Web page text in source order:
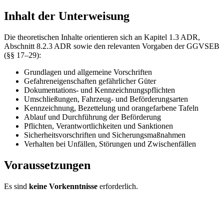
Inhalt der Unterweisung​
Die theoretischen Inhalte orientieren sich an Kapitel 1.3 ADR,
Abschnitt 8.2.3 ADR sowie den relevanten Vorgaben der GGVSEB
(§§ 17–29):
Grundlagen und allgemeine Vorschriften
Gefahreneigenschaften gefährlicher Güter
Dokumentations- und Kennzeichnungspflichten
Umschließungen, Fahrzeug- und Beförderungsarten
Kennzeichnung, Bezettelung und orangefarbene Tafeln
Ablauf und Durchführung der Beförderung
Pflichten, Verantwortlichkeiten und Sanktionen
Sicherheitsvorschriften und Sicherungsmaßnahmen
Verhalten bei Unfällen, Störungen und Zwischenfällen
Voraussetzungen
Es sind keine Vorkenntnisse erforderlich.